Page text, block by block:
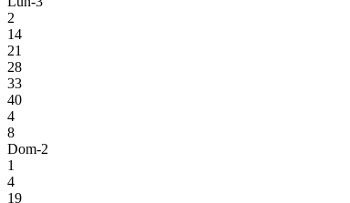
2
14
21
28
33
40
4
8
Dom-2
1
4
19